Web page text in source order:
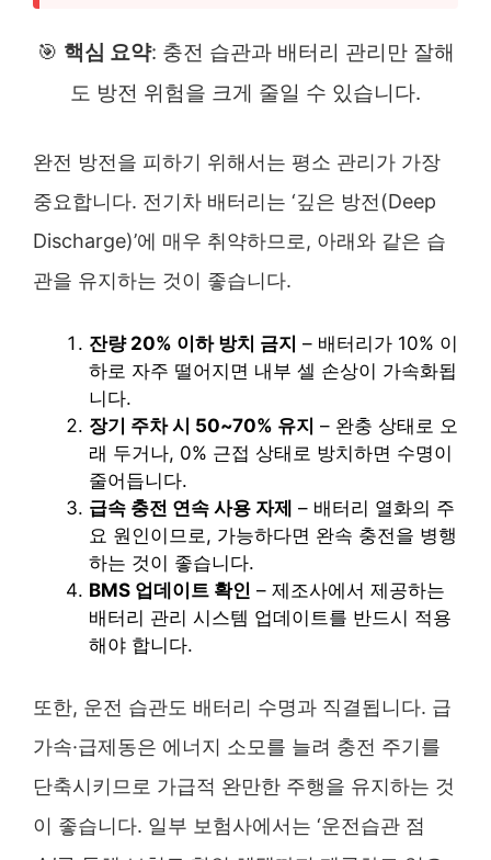
🎯 핵심 요약: 충전 습관과 배터리 관리만 잘해
도 방전 위험을 크게 줄일 수 있습니다.
완전 방전을 피하기 위해서는 평소 관리가 가장
중요합니다. 전기차 배터리는 ‘깊은 방전(Deep
Discharge)’에 매우 취약하므로, 아래와 같은 습
관을 유지하는 것이 좋습니다.
잔량 20% 이하 방치 금지 – 배터리가 10% 이
하로 자주 떨어지면 내부 셀 손상이 가속화됩
니다.
장기 주차 시 50~70% 유지 – 완충 상태로 오
래 두거나, 0% 근접 상태로 방치하면 수명이
줄어듭니다.
급속 충전 연속 사용 자제 – 배터리 열화의 주
요 원인이므로, 가능하다면 완속 충전을 병행
하는 것이 좋습니다.
BMS 업데이트 확인 – 제조사에서 제공하는
배터리 관리 시스템 업데이트를 반드시 적용
해야 합니다.
또한, 운전 습관도 배터리 수명과 직결됩니다. 급
가속·급제동은 에너지 소모를 늘려 충전 주기를
단축시키므로 가급적 완만한 주행을 유지하는 것
이 좋습니다. 일부 보험사에서는 ‘운전습관 점